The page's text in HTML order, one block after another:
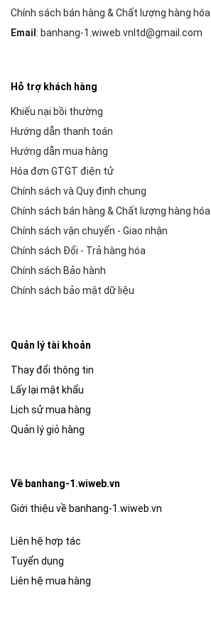
Chính sách bán hàng & Chất lượng hàng hóa
Email : banhang-1.wiweb.vnltd@gmail.com
Hỗ trợ khách hàng
Khiếu nại bồi thường
Hướng dẫn thanh toán
Hướng dẫn mua hàng
Hóa đơn GTGT điện tử
Chính sách và Quy định chung
Chính sách bán hàng & Chất lượng hàng hóa
Chính sách vận chuyển - Giao nhận
Chính sách Đổi - Trả hàng hóa
Chính sách Bảo hành
Chính sách bảo mật dữ liệu
Quản lý tài khoản
Thay đổi thông tin
Lấy lại mật khẩu
Lịch sử mua hàng
Quản lý giỏ hàng
Về banhang-1.wiweb.vn
Giới thiệu về banhang-1.wiweb.vn
Liên hệ hợp tác
Tuyển dụng
Liên hệ mua hàng